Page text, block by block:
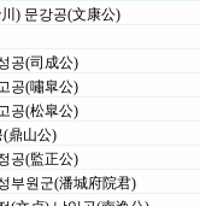
) 문강공(文康公)
공(司成公)
공(嘯皐公)
공(松皐公)
(鼎山公)
공(監正公)
부원군(潘城府院君)